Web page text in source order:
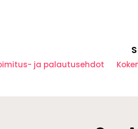
ja palautusehdot